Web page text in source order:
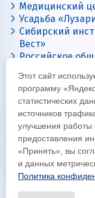
Медицинский
Усадьба
Сибирский
Вест»
Российское
Цигун с Ли Вест
© Все права
Официальный
Этот сайт
программу
статистических
источников
улучшения работы
предоставления
«Принять», вы
и данных
Политика